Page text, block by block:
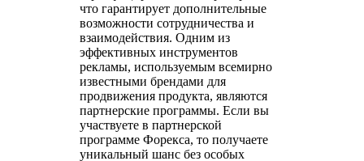
что гарантирует дополнительные
возможности сотрудничества и
взаимодействия. Одним из
эффективных инструментов
рекламы, используемым всемирно
известными брендами для
продвижения продукта, являются
партнерские программы. Если вы
участвуете в партнерской
программе Форекса, то получаете
уникальный шанс без особых